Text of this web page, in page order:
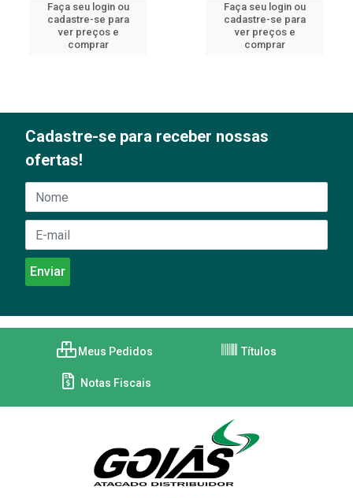
Faça seu login ou
cadastre-se para
ver preços e
comprar
Faça seu login ou
cadastre-se para
ver preços e
comprar
Cadastre-se para receber nossas
ofertas!
Meus Pedidos Títulos
Notas Fiscais